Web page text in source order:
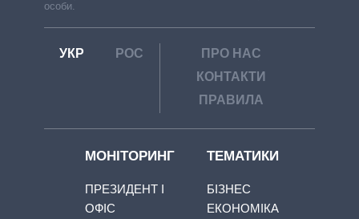
особи.
УКР РОС
ПРО НАС
КОНТАКТИ
ПРАВИЛА
МОНІТОРИНГ
ПРЕЗИДЕНТ І
ОФІС
ТЕМАТИКИ
БІЗНЕС
ЕКОНОМІКА